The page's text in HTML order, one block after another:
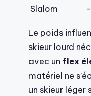
Slalom
Le poids
skieur lourd
avec un flex
matériel ne
un skieur léger